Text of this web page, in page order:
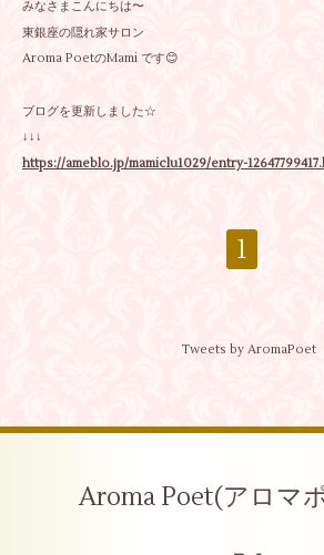
みなさまこんにちは〜
東銀座の隠れ家サロン
Aroma PoetのMami です😊
ブログを更新しました☆
↓↓↓
https://ameblo.jp/mamiclu1029/entry-
1
Tweets by AromaPoet
Aroma Poet(アロマ